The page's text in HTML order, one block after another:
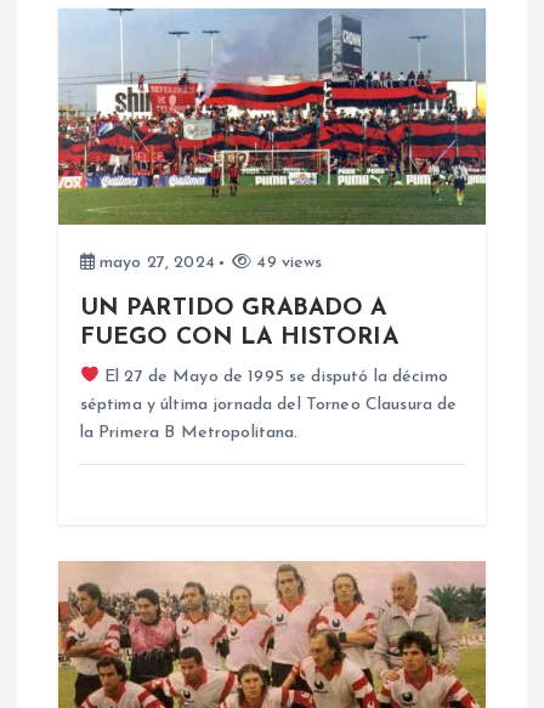
c
ó
n
r
a
d
mayo 27, 2024 49 views
UN PARTIDO GRABADO A
FUEGO CON LA HISTORIA
El 27 de Mayo de 1995 se disputó la décimo
séptima y última jornada del Torneo Clausura de
la Primera B Metropolitana.